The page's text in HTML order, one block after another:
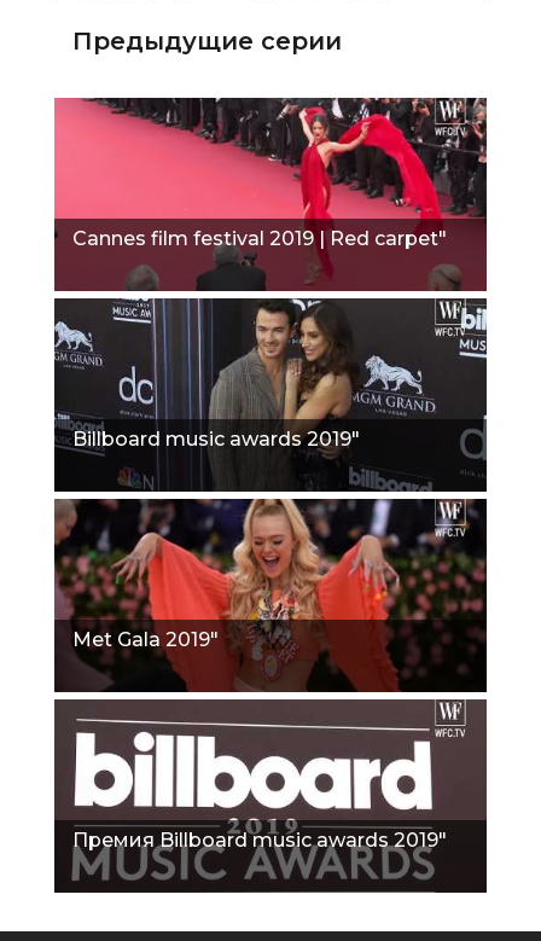
Предыдущие серии
Сannes film festival 2019 | Red carpet"
Billboard music awards 2019"
Met Gala 2019"
Премия Billboard music awards 2019"